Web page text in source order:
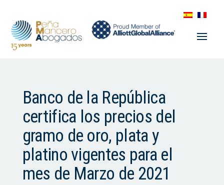
Banco de la República
certifica los precios del
gramo de oro, plata y
platino vigentes para el
mes de Marzo de 2021